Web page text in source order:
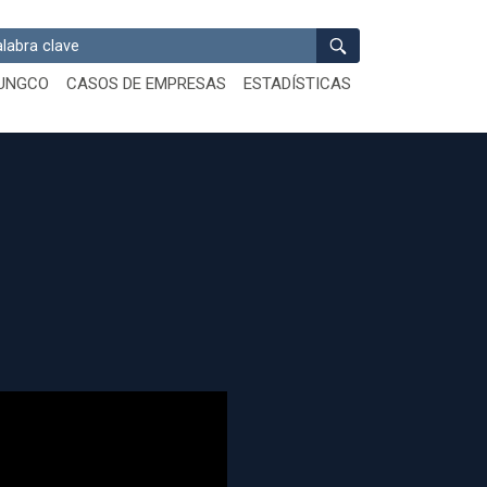
CASOS DE EMPRESAS ESTADÍSTICAS